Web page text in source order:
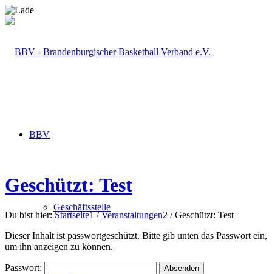
BBV
Geschäftsstelle
Geschützt: Test
Du bist hier: Startseite1 / Veranstaltungen2 / Geschützt: Test
Dieser Inhalt ist passwortgeschützt. Bitte gib unten das Passwort ein,
um ihn anzeigen zu können.
Passwort: